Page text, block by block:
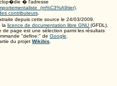
� l'adresse
contributeurs.
depuis cette source le 24/03/2009
la licence de documentation libre GNU (GFDL).
page est une sélection parmi les résultats
"define:" de Google
du projet Wikibis